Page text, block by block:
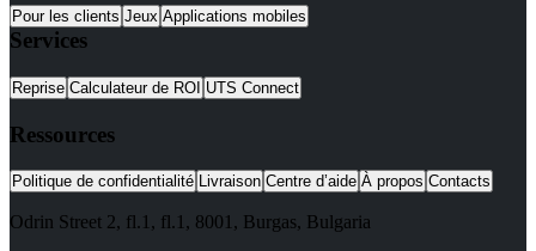
Pour les clients Jeux Applications mobiles
Services
Reprise Calculateur de ROI UTS Connect
Ressources
Politique de confidentialité Livraison Centre d’aide À propos Contacts
Odrin Street 2, fl.1 , fl.1, 8001 , Burgas, Bulgaria